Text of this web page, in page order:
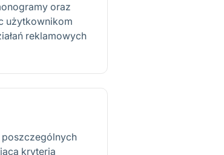
oraz
użytkownikom
reklamowych
poszczególnych
kryteria